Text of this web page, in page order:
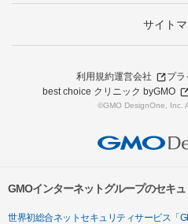
サイト
利用規約運営会社
プラ
best choice クリニック byGMO
©GMO DesignOne, Inc.
GMOインターネットグループのセキ
世界初総合ネットセキュリティサービス「